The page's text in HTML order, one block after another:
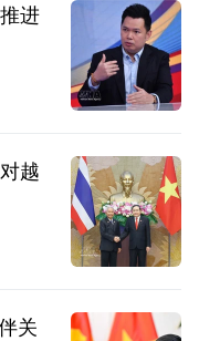
进
越
关